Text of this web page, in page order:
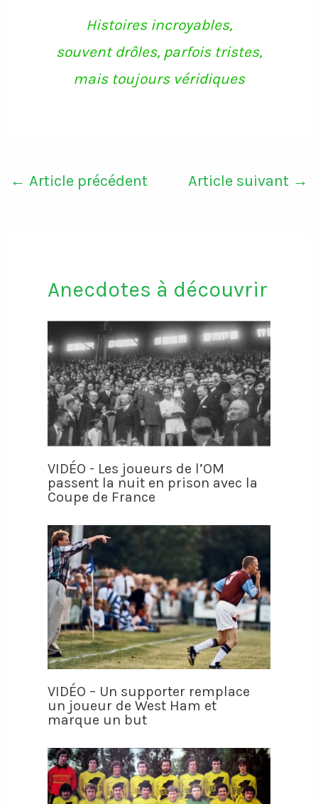
m
Histoires incroyables,
souvent drôles, parfois tristes,
mais toujours véridiques
← Article précédent Article suivant →
Anecdotes à découvrir
VIDÉO - Les joueurs de l’OM
passent la nuit en prison avec la
Coupe de France
VIDÉO – Un supporter remplace
un joueur de West Ham et
marque un but